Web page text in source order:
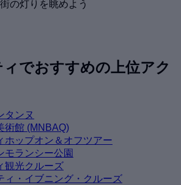
の灯りを眺めよう
でおすすめの上位アク
タンヌ
術館 (MNBAQ)
ホップオン＆オフツアー
モランシー公園
観光クルーズ
ィ・イブニング・クルーズ